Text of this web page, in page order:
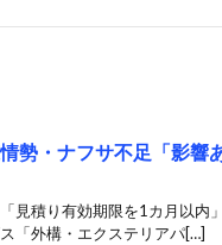
勢・ナフサ不足「影響
見積り有効期限を1カ月以内
「外構・エクステリアパ[…]